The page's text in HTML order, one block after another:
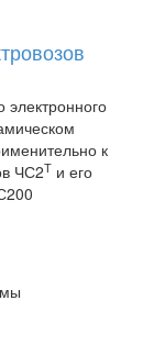
электронного
к
ЧС2Т и его